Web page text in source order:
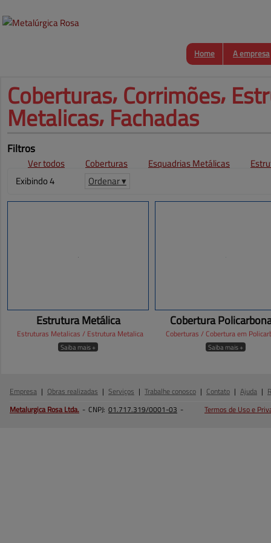
Home A empresa
Coberturas⸴ Corrimões⸴
Metalicas⸴ Fachadas
Filtros
Ver todos Coberturas Esquadrias Metálicas
Exibindo 4
Ordenar ▾
Estrutura Metálica
Estruturas Metalicas / Estrutura Metalica
Saiba mais +
Cobertura
Coberturas / Cobertura em
Saiba mais +
Empresa | Obras realizadas | Serviços | Trabalhe conosco | Contato | Ajuda |
Metalurgica Rosa Ltda. - CNPJ: 01.717.319/0001-03 - Termos de Uso e